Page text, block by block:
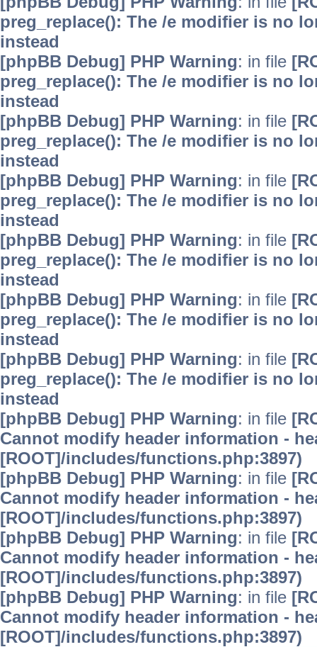
preg_replace(): The /e modifier is no
instead
[phpBB Debug] PHP Warning: in file
preg_replace(): The /e modifier is no
instead
[phpBB Debug] PHP Warning: in file
preg_replace(): The /e modifier is no
instead
[phpBB Debug] PHP Warning: in file
preg_replace(): The /e modifier is no
instead
[phpBB Debug] PHP Warning: in file
preg_replace(): The /e modifier is no
instead
[phpBB Debug] PHP Warning: in file
preg_replace(): The /e modifier is no
instead
[phpBB Debug] PHP Warning: in file
preg_replace(): The /e modifier is no
instead
[phpBB Debug] PHP Warning: in file
Cannot modify header information -
[ROOT]/includes/functions.php:3897)
[phpBB Debug] PHP Warning: in file
Cannot modify header information -
[ROOT]/includes/functions.php:3897)
[phpBB Debug] PHP Warning: in file
Cannot modify header information -
[ROOT]/includes/functions.php:3897)
[phpBB Debug] PHP Warning: in file
Cannot modify header information -
[ROOT]/includes/functions.php:3897)